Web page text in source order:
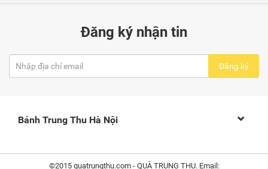
Đăng ký nhận tin
Đăng ký
Bánh Trung Thu Hà Nội
©2015 quatrungthu.com - QUÀ TRUNG THU. Email: